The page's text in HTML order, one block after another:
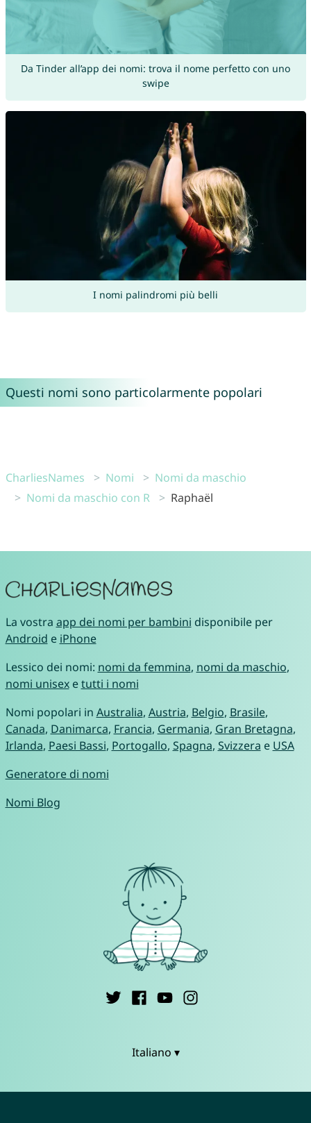
Da Tinder all’app dei nomi: trova il nome perfetto con uno
swipe
I nomi palindromi più belli
Questi nomi sono particolarmente popolari
CharliesNames Nomi
Nomi da maschio
Nomi da maschio con R
Raphaël
La vostra app dei nomi per bambini disponibile per
Android e iPhone
Lessico dei nomi: nomi da femmina, nomi da maschio,
nomi unisexetutti i nomi
Nomi popolari in Australia, Austria, Belgio, Brasile,
Canada, Danimarca, Francia, Germania, Gran Bretagna,
Irlanda, Paesi Bassi, Portogallo, Spagna, Svizzera e USA
Generatore di nomi
Nomi Blog
Italiano ▾